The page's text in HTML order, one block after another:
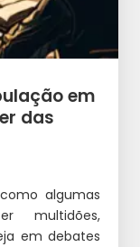
em
das
algumas
multidões,
em debates